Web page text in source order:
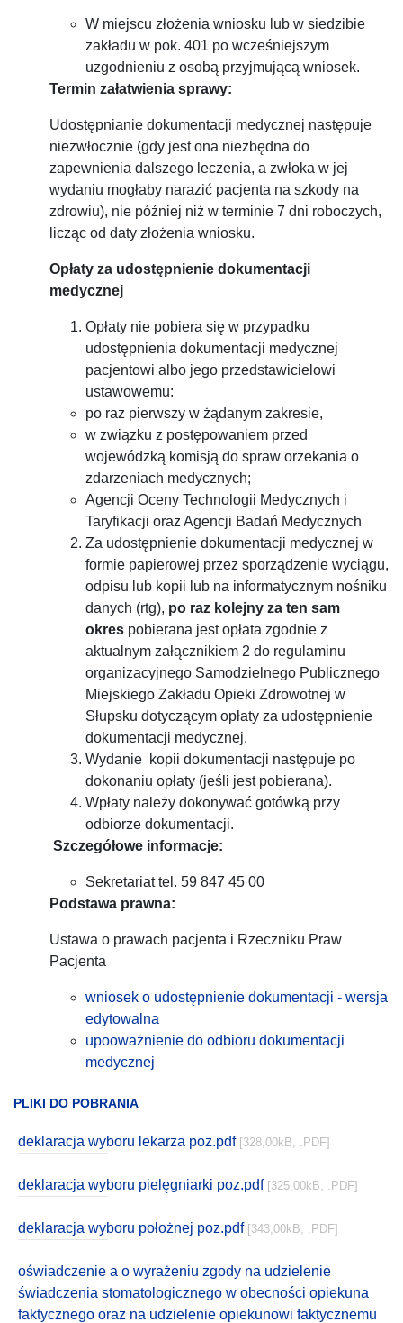
W miejscu złożenia wniosku lub w siedzibie
zakładu w pok. 401 po wcześniejszym
uzgodnieniu z osobą przyjmującą wniosek.
Termin załatwienia sprawy:
Udostępnianie dokumentacji medycznej następuje
niezwłocznie (gdy jest ona niezbędna do
zapewnienia dalszego leczenia, a zwłoka w jej
wydaniu mogłaby narazić pacjenta na szkody na
zdrowiu), nie później niż w terminie 7 dni roboczych,
licząc od daty złożenia wniosku.
Opłaty za udostępnienie dokumentacji
medycznej
Opłaty nie pobiera się w przypadku
udostępnienia dokumentacji medycznej
pacjentowi albo jego przedstawicielowi
ustawowemu:
po raz pierwszy w żądanym zakresie,
w związku z postępowaniem przed
wojewódzką komisją do spraw orzekania o
zdarzeniach medycznych;
Agencji Oceny Technologii Medycznych i
Taryfikacji oraz Agencji Badań Medycznych
Za udostępnienie dokumentacji medycznej w
formie papierowej przez sporządzenie wyciągu,
odpisu lub kopii lub na informatycznym nośniku
danych (rtg), po raz kolejny za ten sam
okres pobierana jest opłata zgodnie z
aktualnym załącznikiem 2 do regulaminu
organizacyjnego Samodzielnego Publicznego
Miejskiego Zakładu Opieki Zdrowotnej w
Słupsku dotyczącym opłaty za udostępnienie
dokumentacji medycznej.
Wydanie kopii dokumentacji następuje po
dokonaniu opłaty (jeśli jest pobierana).
Wpłaty należy dokonywać gotówką przy
odbiorze dokumentacji.
Szczegółowe informacje:
Sekretariat tel. 59 847 45 00
Podstawa prawna:
Ustawa o prawach pacjenta i Rzeczniku Praw
Pacjenta
wniosek o udostępnienie dokumentacji - wersja
edytowalna
upooważnienie do odbioru dokumentacji
medycznej
PLIKI DO POBRANIA
deklaracja wyboru lekarza poz.pdf [328,00kB, .PDF]
deklaracja wyboru pielęgniarki poz.pdf [325,00kB, .PDF]
deklaracja wyboru położnej poz.pdf [343,00kB, .PDF]
oświadczenie a o wyrażeniu zgody na udzielenie
świadczenia stomatologicznego w obecności opiekuna
faktycznego oraz na udzielenie opiekunowi faktycznemu